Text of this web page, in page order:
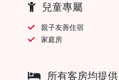
兒童專屬
親子友善住宿
家庭房
所有客房均提供